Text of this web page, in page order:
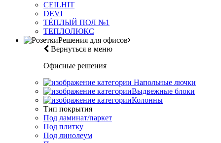
CEILHIT
DEVI
ТЁПЛЫЙ ПОЛ №1
ТЕПЛОЛЮКС
Решения для офисов
Вернуться в меню
Офисные решения
Напольные лючки
Выдвежные блоки
Колонны
Тип покрытия
Под ламинат/паркет
Под плитку
Под линолеум